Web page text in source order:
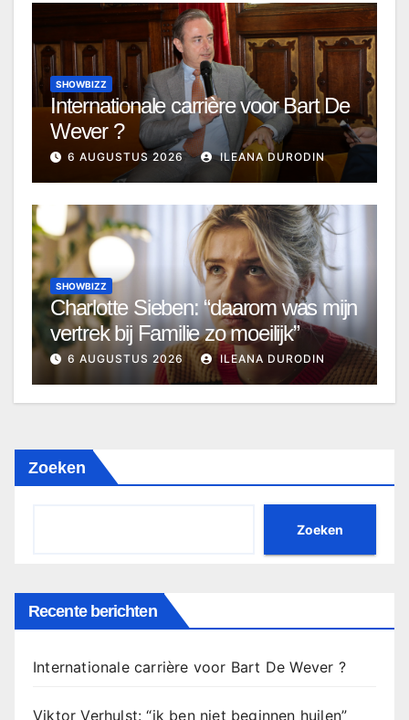
SHOWBIZZ
Internationale carrière voor Bart De
Wever ?
6 AUGUSTUS 2026 ILEANA DURODIN
SHOWBIZZ
Charlotte Sieben: “daarom was mijn
vertrek bij Familie zo moeilijk”
6 AUGUSTUS 2026 ILEANA DURODIN
Zoeken
Zoeken
Recente berichten
Internationale carrière voor Bart De Wever ?
Viktor Verhulst: “ik ben niet beginnen huilen”